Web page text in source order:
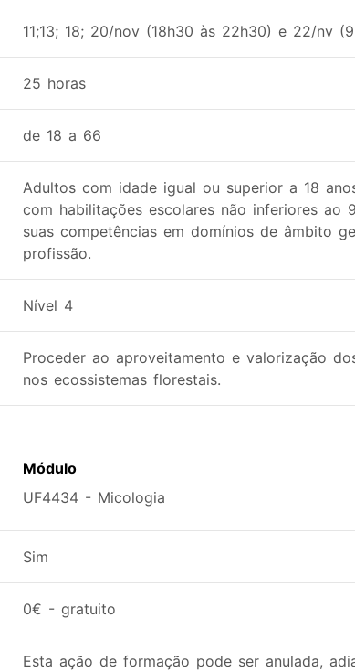
11;13; 18; 20/nov (18h30 às 22h30) e 22/nv
25 horas
de 18 a 66
Adultos com idade igual ou superior a 18
com habilitações escolares não inferiores ao
suas competências em domínios de âmbito
profissão.
Nível 4
Proceder ao aproveitamento e valorização
nos ecossistemas florestais.
Módulo
UF4434 - Micologia
Sim
0€ - gratuito
Esta ação de formação pode ser anulada,